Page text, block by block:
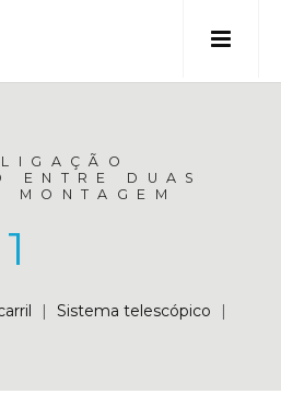
ENTRE DUAS
MONTAGEM
| Sistema telescópico
|